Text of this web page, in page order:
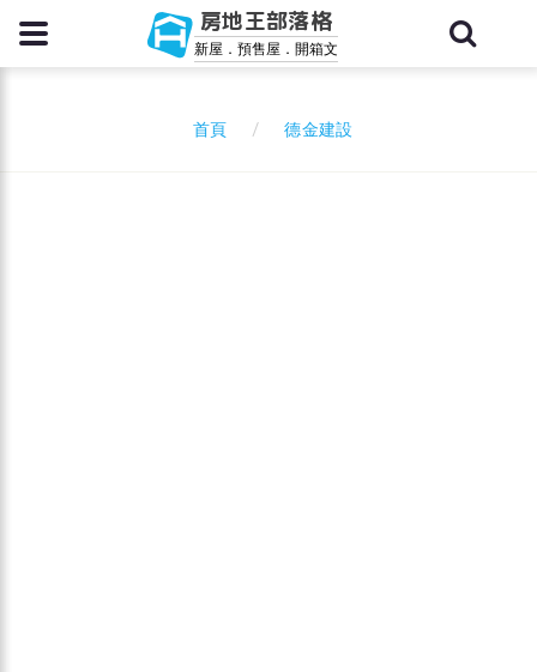
房地王部落格
新屋．預售屋．開箱文
首頁 德金建設